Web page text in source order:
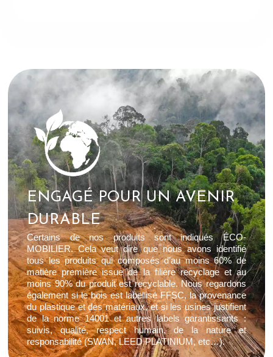
ENGAGÉ POUR UN AVENIR
DURABLE
Certains de nos produits sont indiqués ÉCO-
MOBILIER. Cela veut dire que nous avons identifié
tous les produits qui composés d’au moins 60% de
matière première issue de la filière recyclage et au
moins 90% du produit est recyclable. Nous regardons
également si le bois est labellisé FFSC, la provenance
du plastique et des matériaux, et si les usines justifient
de la norme 14001 et autres labels garantissants :
suivis, qualité, respect humain, de la nature et
responsabilité (SWAN, LEED PLATINIUM, etc…).